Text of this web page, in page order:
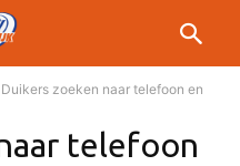
Duikers zoeken naar telefoon en
telefoon